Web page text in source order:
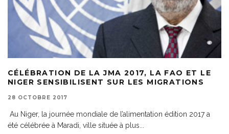
CÉLÉBRATION DE LA JMA 2017, LA FAO ET LE
NIGER SENSIBILISENT SUR LES MIGRATIONS
28 OCTOBRE 2017
Au Niger, la journée mondiale de l’alimentation édition 2017 a
été célébrée à Maradi, ville située à plus